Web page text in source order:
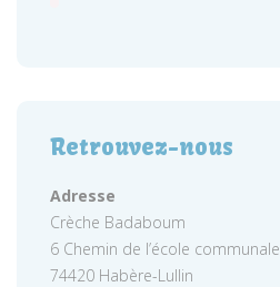
Retrouvez-nous
Adresse
Crèche Badaboum
6 Chemin de l’école communale
74420 Habère-Lullin